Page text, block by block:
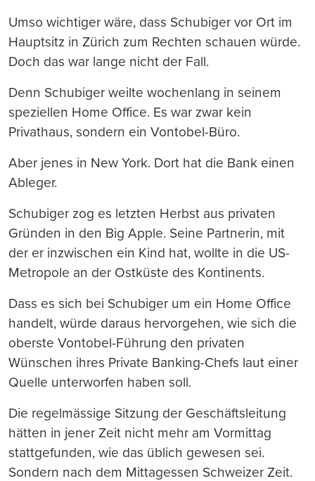
Umso wichtiger wäre, dass Schubiger vor Ort im
Hauptsitz in Zürich zum Rechten schauen würde.
Doch das war lange nicht der Fall.
Denn Schubiger weilte wochenlang in seinem
speziellen Home Office. Es war zwar kein
Privathaus, sondern ein Vontobel-Büro.
Aber jenes in New York. Dort hat die Bank einen
Ableger.
Schubiger zog es letzten Herbst aus privaten
Gründen in den Big Apple. Seine Partnerin, mit
der er inzwischen ein Kind hat, wollte in die US-
Metropole an der Ostküste des Kontinents.
Dass es sich bei Schubiger um ein Home Office
handelt, würde daraus hervorgehen, wie sich die
oberste Vontobel-Führung den privaten
Wünschen ihres Private Banking-Chefs laut einer
Quelle unterworfen haben soll.
Die regelmässige Sitzung der Geschäftsleitung
hätten in jener Zeit nicht mehr am Vormittag
stattgefunden, wie das üblich gewesen sei.
Sondern nach dem Mittagessen Schweizer Zeit.